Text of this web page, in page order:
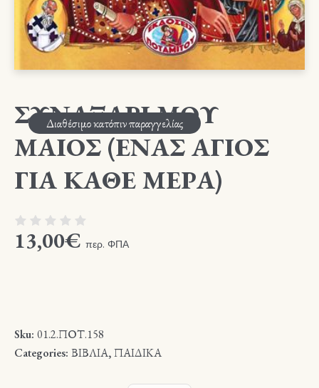
ΣΥΝΑΞΑΡΙ ΜΟΥ
ΜΑΙΟΣ (ΕΝΑΣ ΑΓΙΟΣ
ΓΙΑ ΚΑΘΕ ΜΕΡΑ)
13,00€ περ. ΦΠΑ
Sku: 01.2.ΠΟΤ.158
Categories: ΒΙΒΛΙΑ,ΠΑΙΔΙΚΑ
Διαθέσιμο κατόπιν παραγγελίας